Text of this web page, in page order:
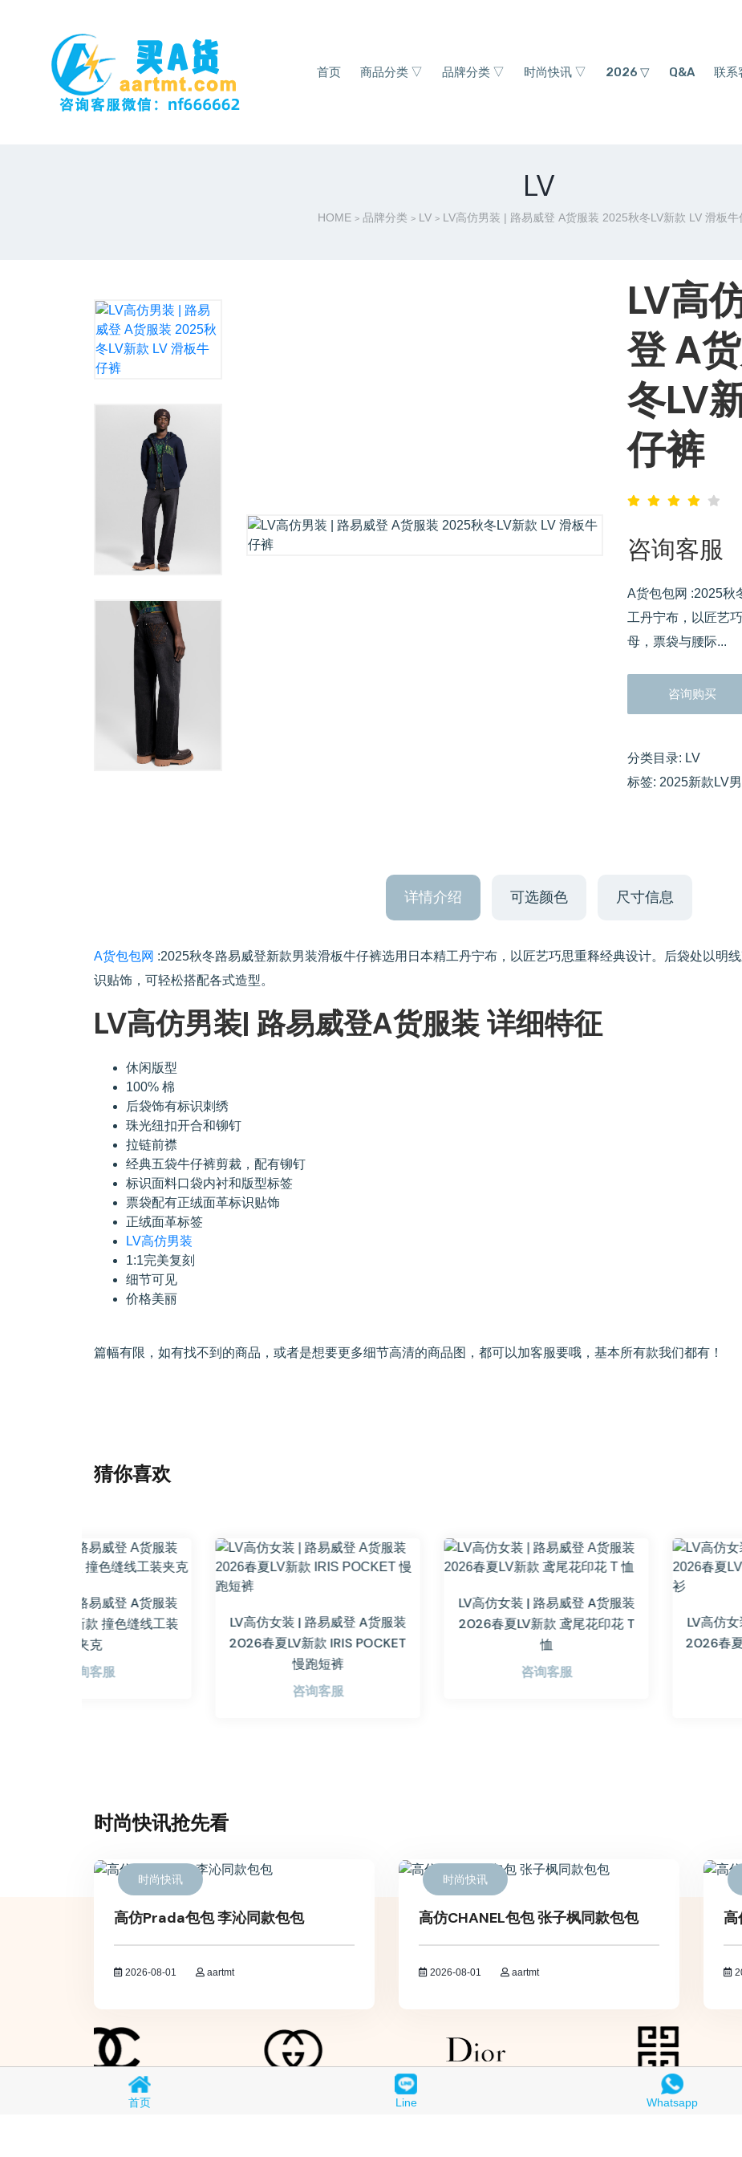
首页 商品分类 ▽ 品牌分类 ▽ 时尚快讯 ▽ 2026 ▽ Q&A 联系
LV
HOME > 品牌分类 > LV > LV高仿男装 | 路易威登 A货服装 2025秋冬LV新款 LV 滑板牛
LV高
登 A
冬LV
仔裤
咨询客服
A货包包网 :2025秋
工丹宁布，以匠艺
母，票袋与腰际...
咨询购买
分类目录: LV
标签: 2025新款LV
详情介绍 可选颜色 尺寸信息
A货包包网 :2025秋冬路易威登新款男装滑板牛仔裤选用日本精工丹宁布，以匠艺巧思重释经典设计。后袋处以明
识贴饰，可轻松搭配各式造型。
LV高仿男装| 路易威登A货服装 详细特征
休闲版型
100% 棉
后袋饰有标识刺绣
珠光纽扣开合和铆钉
拉链前襟
经典五袋牛仔裤剪裁，配有铆钉
标识面料口袋内衬和版型标签
票袋配有正绒面革标识贴饰
正绒面革标签
LV高仿男装
1:1完美复刻
细节可见
价格美丽
篇幅有限，如有找不到的商品，或者是想要更多细节高清的商品图，都可以加客服要哦，基本所有款我们都有！
猜你喜欢
LV高仿女装 | 路易威登 A货服装
2026春夏LV新款 IRIS POCKET
LV高仿女装 | 路易威登 A货服装
2026春夏LV新款 鸢尾花印花 T
LV高仿女装 | 路易威登 A货服装
2026春夏LV新款 LV BLOOM
时尚快讯抢先看
时尚快讯
高仿Prada包包 李沁同款包包
2026-08-01 aartmt
时尚快讯
高仿CHANEL包包 张子枫同款包包
2026-08-01 aartmt
高
首页 Line Whatsapp